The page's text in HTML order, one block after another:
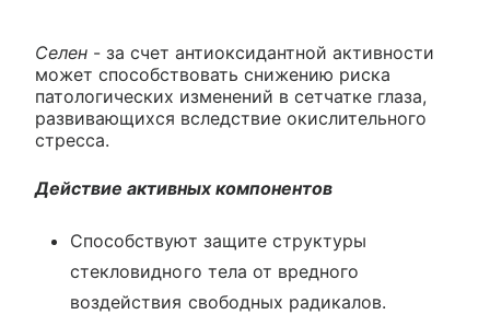
Селен - за счет антиоксидантной активности
может способствовать снижению риска
патологических изменений в сетчатке глаза,
развивающихся вследствие окислительного
стресса.
Действие активных компонентов
Способствуют защите структуры
стекловидного тела от вредного
воздействия свободных радикалов.